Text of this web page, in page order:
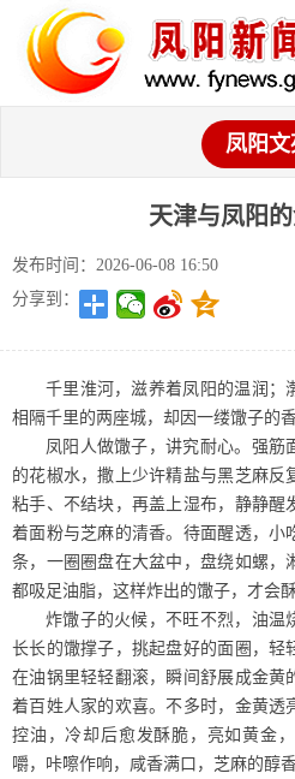
凤阳文
天津与凤阳
发布时间：2026-06-08 16:50
分享到：
千里淮河，滋养着凤阳的温润；
相隔千里的两座城，却因一缕馓子的
凤阳人做馓子，讲究耐心。强筋
的花椒水，撒上少许精盐与黑芝麻反
粘手、不结块，再盖上湿布，静静醒
着面粉与芝麻的清香。待面醒透，小
条，一圈圈盘在大盆中，盘绕如螺，
都吸足油脂，这样炸出的馓子，才会
炸馓子的火候，不旺不烈，油温
长长的馓撑子，挑起盘好的面圈，轻
在油锅里轻轻翻滚，瞬间舒展成金黄
着百姓人家的欢喜。不多时，金黄透
控油，冷却后愈发酥脆，亮如黄金
嚼，咔嚓作响，咸香满口，芝麻的醇